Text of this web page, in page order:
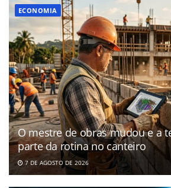
ECONOMIA
O mestre de obras mudou e a
parte da rotina no canteiro
7 DE AGOSTO DE 2026